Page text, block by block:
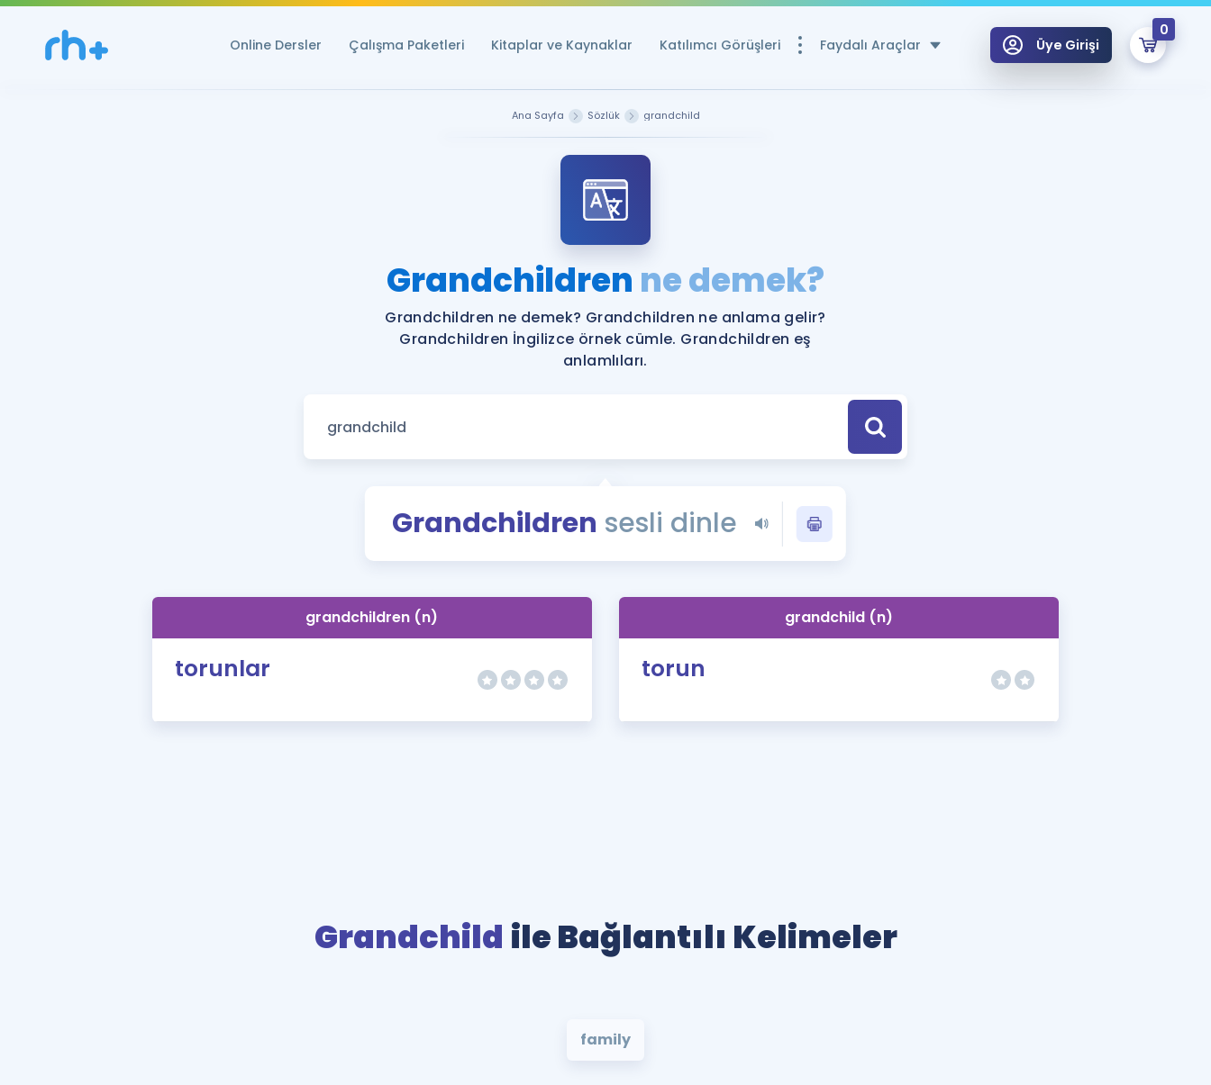
Online Dersler Çalışma Paketleri Kitaplar ve Kaynaklar Katılımcı Görüşleri Faydalı Araçlar
Ücretsiz Kaynaklar
YDS ve YÖKDİL Puan Hesaplama Aracı
YDS ve YÖKDİL'e Hazırlananlar için Öneriler
Eğitim ve Kitaplara Özel Fırsatlar
YDS - YÖKDİL Tüm Sınavlarla İlgili Haberler
İngilizce Gramer
İngilizce Gramer ve Konu Anlatımı
Üye Girişi
0
Remzi Hoca ile seni sınava hazırlayacak onlarca eğitim seni bekliyor!
Ana Sayfa Sözlük grandchild
Grandchildren ne demek?
Grandchildren ne demek? Grandchildren ne anlama gelir?
Grandchildren İngilizce örnek cümle. Grandchildren eş
anlamlıları.
Grandchildren sesli dinle
grandchildren (n)
torunlar
grandchild (n)
torun
Grandchild ile Bağlantılı Kelimeler
family